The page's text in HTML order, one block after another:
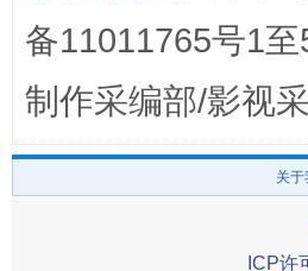
备11011765号1
制作采编部/影视
关于
ICP许